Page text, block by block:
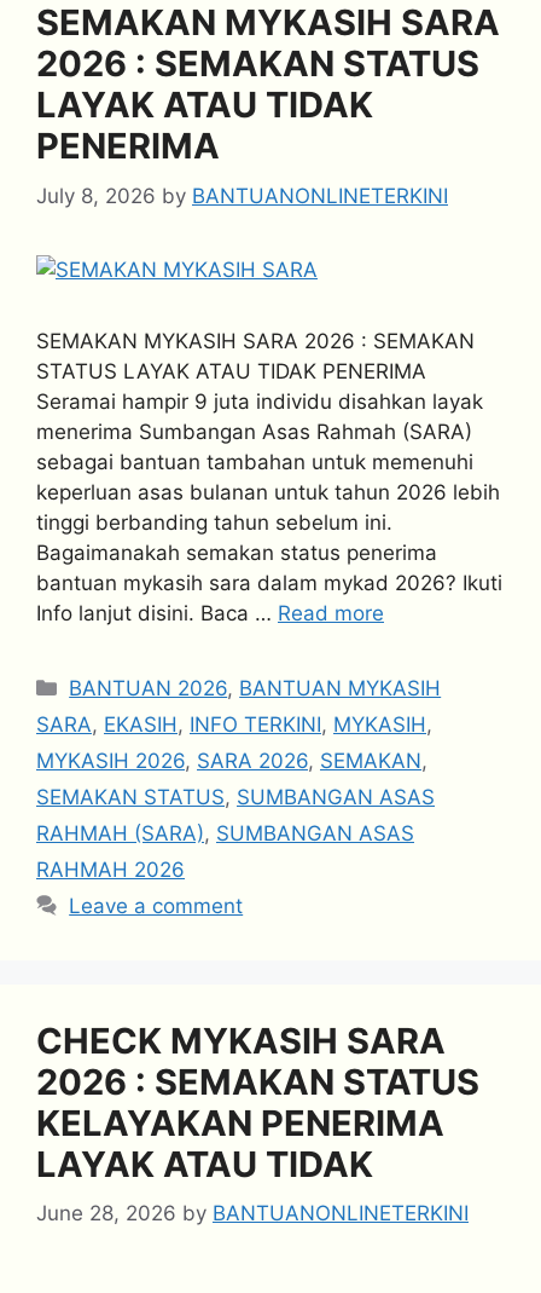
SEMAKAN MYKASIH SARA
2026 : SEMAKAN STATUS
LAYAK ATAU TIDAK
PENERIMA
July 8, 2026 by BANTUANONLINETERKINI
SEMAKAN MYKASIH SARA 2026 : SEMAKAN
STATUS LAYAK ATAU TIDAK PENERIMA
Seramai hampir 9 juta individu disahkan layak
menerima Sumbangan Asas Rahmah (SARA)
sebagai bantuan tambahan untuk memenuhi
keperluan asas bulanan untuk tahun 2026 lebih
tinggi berbanding tahun sebelum ini.
Bagaimanakah semakan status penerima
bantuan mykasih sara dalam mykad 2026? Ikuti
Info lanjut disini. Baca … Read more
Categories
BANTUAN 2026, BANTUAN MYKASIH
SARA, EKASIH , INFO TERKINI, MYKASIH ,
MYKASIH 2026, SARA 2026, SEMAKAN,
SEMAKAN STATUS, SUMBANGAN ASAS
RAHMAH (SARA), SUMBANGAN ASAS
RAHMAH 2026
Leave a comment
CHECK MYKASIH SARA
2026 : SEMAKAN STATUS
KELAYAKAN PENERIMA
LAYAK ATAU TIDAK
June 28, 2026 by BANTUANONLINETERKINI